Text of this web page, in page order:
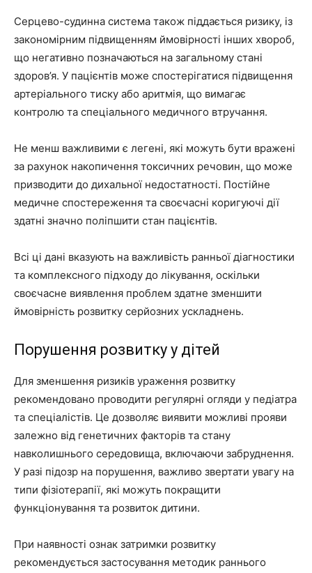
Серцево-судинна система також піддається ризику, із
закономірним підвищенням ймовірності інших хвороб,
що негативно позначаються на загальному стані
здоров’я. У пацієнтів може спостерігатися підвищення
артеріального тиску або аритмія, що вимагає
контролю та спеціального медичного втручання.
Не менш важливими є легені, які можуть бути вражені
за рахунок накопичення токсичних речовин, що може
призводити до дихальної недостатності. Постійне
медичне спостереження та своєчасні коригуючі дії
здатні значно поліпшити стан пацієнтів.
Всі ці дані вказують на важливість ранньої діагностики
та комплексного підходу до лікування, оскільки
своєчасне виявлення проблем здатне зменшити
ймовірність розвитку серйозних ускладнень.
Порушення розвитку у дітей
Для зменшення ризиків ураження розвитку
рекомендовано проводити регулярні огляди у педіатра
та спеціалістів. Це дозволяє виявити можливі прояви
залежно від генетичних факторів та стану
навколишнього середовища, включаючи забруднення.
У разі підозр на порушення, важливо звертати увагу на
типи фізіотерапії, які можуть покращити
функціонування та розвиток дитини.
При наявності ознак затримки розвитку
рекомендується застосування методик раннього